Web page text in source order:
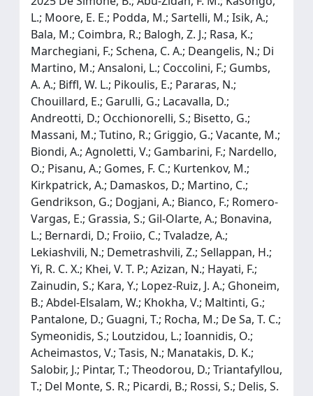
L.; Moore, E. E.; Podda, M.; Sartelli, M.; Isik, A.;
Bala, M.; Coimbra, R.; Balogh, Z. J.; Rasa, K.;
Marchegiani, F.; Schena, C. A.; Deangelis, N.; Di
Martino, M.; Ansaloni, L.; Coccolini, F.; Gumbs,
A. A.; Biffl, W. L.; Pikoulis, E.; Pararas, N.;
Chouillard, E.; Garulli, G.; Lacavalla, D.;
Andreotti, D.; Occhionorelli, S.; Bisetto, G.;
Massani, M.; Tutino, R.; Griggio, G.; Vacante, M.;
Biondi, A.; Agnoletti, V.; Gambarini, F.; Nardello,
O.; Pisanu, A.; Gomes, F. C.; Kurtenkov, M.;
Kirkpatrick, A.; Damaskos, D.; Martino, C.;
Gendrikson, G.; Dogjani, A.; Bianco, F.; Romero-
Vargas, E.; Grassia, S.; Gil-Olarte, A.; Bonavina,
L.; Bernardi, D.; Froiio, C.; Tvaladze, A.;
Lekiashvili, N.; Demetrashvili, Z.; Sellappan, H.;
Yi, R. C. X.; Khei, V. T. P.; Azizan, N.; Hayati, F.;
Zainudin, S.; Kara, Y.; Lopez-Ruiz, J. A.; Ghoneim,
B.; Abdel-Elsalam, W.; Khokha, V.; Maltinti, G.;
Pantalone, D.; Guagni, T.; Rocha, M.; De Sa, T. C.;
Symeonidis, S.; Loutzidou, L.; Ioannidis, O.;
Acheimastos, V.; Tasis, N.; Manatakis, D. K.;
Salobir, J.; Pintar, T.; Theodorou, D.; Triantafyllou,
T.; Del Monte, S. R.; Picardi, B.; Rossi, S.; Delis, S.